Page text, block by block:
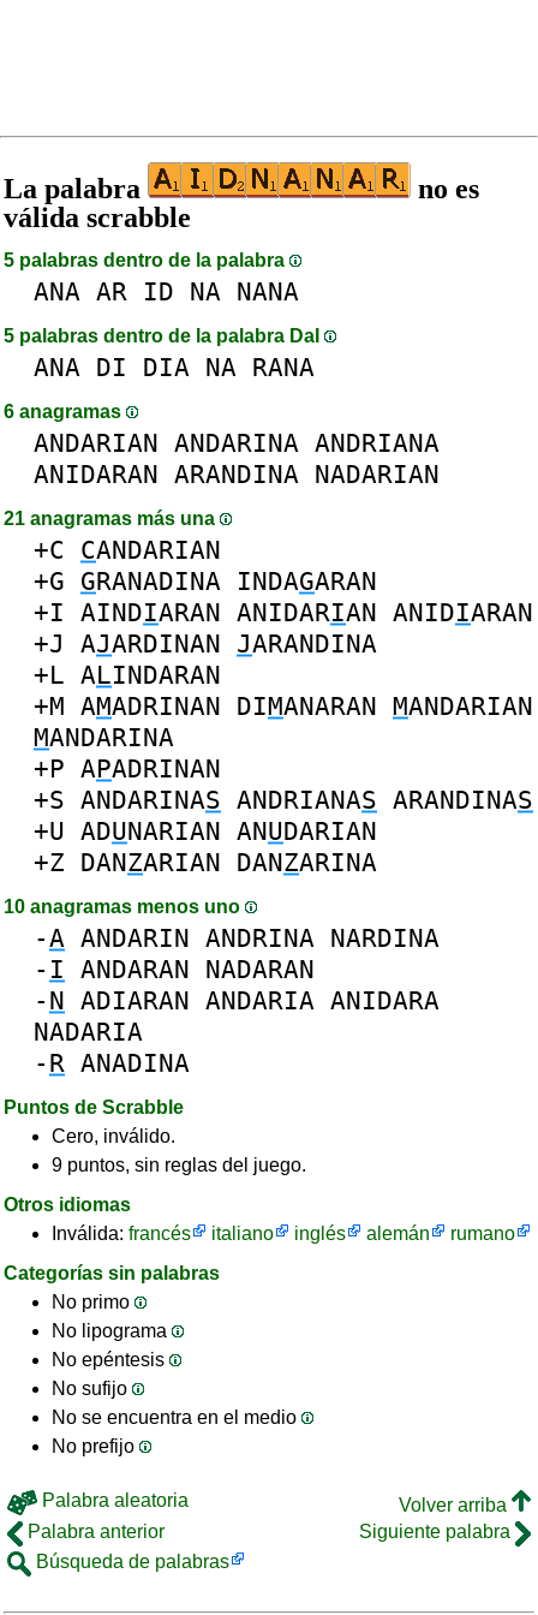
La palabra
no es
válida scrabble
5 palabras dentro de la palabra
ANA AR ID NA NANA
5 palabras dentro de la palabra DaI
ANA DI DIA NA RANA
6 anagramas
ANDARIAN ANDARINA ANDRIANA
ANIDARAN ARANDINA NADARIAN
21 anagramas más una
+C CANDARIAN
+G GRANADINA INDAGARAN
+I AINDIARAN ANIDARIAN ANIDIARAN
+J AJARDINAN JARANDINA
+L ALINDARAN
+M AMADRINAN DIMANARAN MANDARIAN
MANDARINA
+P APADRINAN
+S ANDARINAS ANDRIANAS ARANDINAS
+U ADUNARIAN ANUDARIAN
+Z DANZARIAN DANZARINA
10 anagramas menos uno
-A ANDARIN ANDRINA NARDINA
- I ANDARAN NADARAN
- N ADIARAN ANDARIA ANIDARA
NADARIA
- R ANADINA
Puntos de Scrabble
Cero, inválido.
9 puntos, sin reglas del juego.
Otros idiomas
Inválida: francés italiano inglés alemán
rumano
Categorías sin palabras
No primo
No lipograma
No epéntesis
No sufijo
No se encuentra en el medio
No prefijo
Palabra aleatoria
Volver arriba
Palabra anterior
Siguiente palabra
Búsqueda de palabras